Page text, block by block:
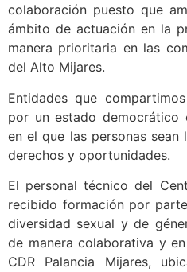
colaboración puesto que
ámbito de actuación en la
manera prioritaria en las
del Alto Mijares.
Entidades que
por un estado democrático
en el que las personas
derechos y oportunidades.
El personal técnico del
recibido formación por
diversidad sexual y de
de manera colaborativa y
CDR Palancia Mijares,